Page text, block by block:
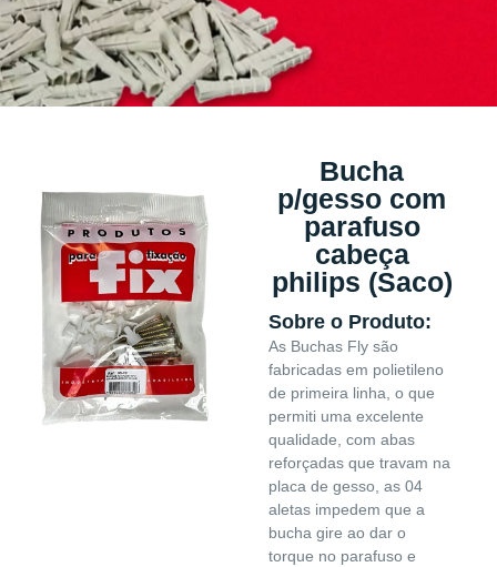
Bucha
p/gesso com
parafuso
cabeça
philips (Saco)
Sobre o Produto:
As Buchas Fly são
fabricadas em polietileno
de primeira linha, o que
permiti uma excelente
qualidade, com abas
reforçadas que travam na
placa de gesso, as 04
aletas impedem que a
bucha gire ao dar o
torque no parafuso e